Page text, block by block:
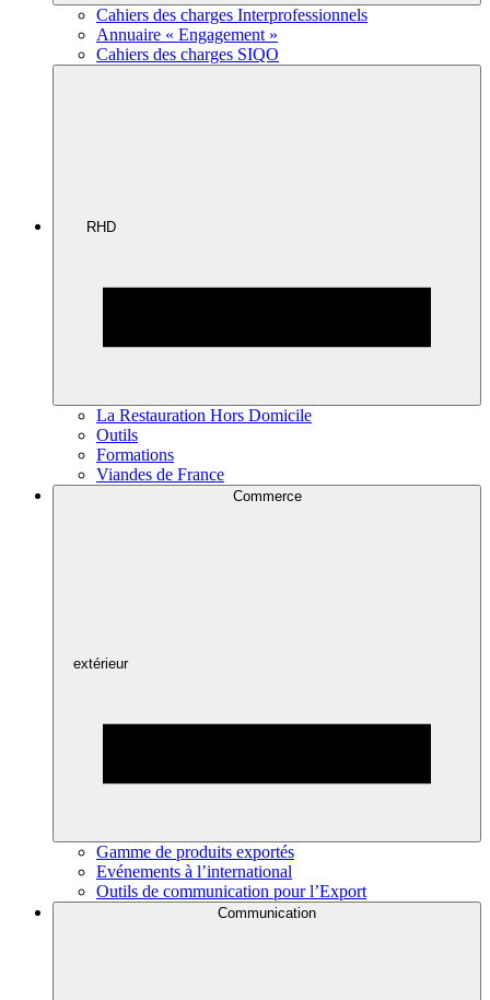
Cahiers des charges Interprofessionnels
Annuaire « Engagement »
Cahiers des charges SIQO
RHD
La Restauration Hors Domicile
Outils
Formations
Viandes de France
Commerce
extérieur
Gamme de produits exportés
Evénements à l’international
Outils de communication pour l’Export
Communication